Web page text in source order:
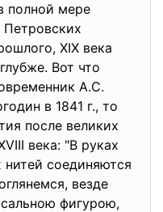
полной мере
XIX века
Вот что
А.С.
в 1841 г., то
после великих
века: "В руках
соединяются
везде
фигурою,